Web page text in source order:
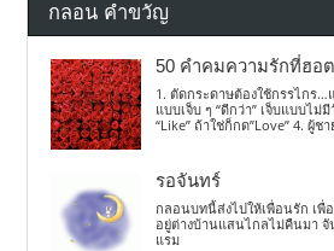
กลอน คำขวัญ
50 คำคมความรักที่ฮอ
1. ตัดกระดาษต้องใช้กรรไกร…
แบบเจ็บ ๆ “ดีกว่า” เจ็บแบบไ
“Like” ถ้าใช่ก็กด”Love” 4. ผู้
รอจันทร์
กลอนบทนี้ส่งไปให้เพื่อนรัก เ
อยู่ต่างบ้านแสนไกลไม่คืนมา
แรม